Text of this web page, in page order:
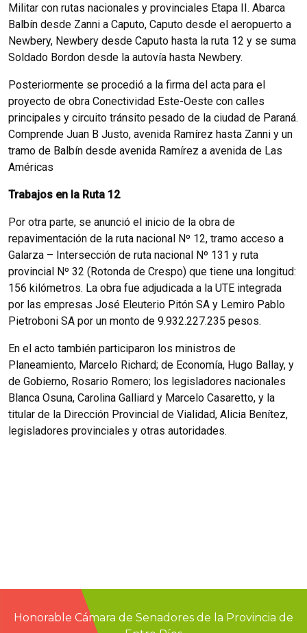
Militar con rutas nacionales y provinciales Etapa II. Abarca
Balbín desde Zanni a Caputo, Caputo desde el aeropuerto a
Newbery, Newbery desde Caputo hasta la ruta 12 y se suma
Soldado Bordon desde la autovía hasta Newbery.
Posteriormente se procedió a la firma del acta para el
proyecto de obra Conectividad Este-Oeste con calles
principales y circuito tránsito pesado de la ciudad de Paraná.
Comprende Juan B Justo, avenida Ramírez hasta Zanni y un
tramo de Balbín desde avenida Ramírez a avenida de Las
Américas
Trabajos en la Ruta 12
Por otra parte, se anunció el inicio de la obra de
repavimentación de la ruta nacional Nº 12, tramo acceso a
Galarza – Intersección de ruta nacional Nº 131 y ruta
provincial Nº 32 (Rotonda de Crespo) que tiene una longitud:
156 kilómetros. La obra fue adjudicada a la UTE integrada
por las empresas José Eleuterio Pitón SA y Lemiro Pablo
Pietroboni SA por un monto de 9.932.227.235 pesos.
En el acto también participaron los ministros de
Planeamiento, Marcelo Richard; de Economía, Hugo Ballay, y
de Gobierno, Rosario Romero; los legisladores nacionales
Blanca Osuna, Carolina Galliard y Marcelo Casaretto, y la
titular de la Dirección Provincial de Vialidad, Alicia Benítez,
legisladores provinciales y otras autoridades.
Honorable Cámara de Senadores de la Provincia de